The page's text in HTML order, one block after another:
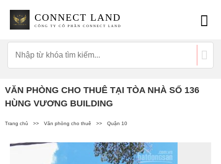
CONNECT LAND
CÔNG TY CỔ PHẦN CONNECT LAND
VĂN PHÒNG CHO THUÊ TẠI TÒA NHÀ SỐ 136
HÙNG VƯƠNG BUILDING
Trang chủ >> Văn phòng cho thuê >> Quận 10